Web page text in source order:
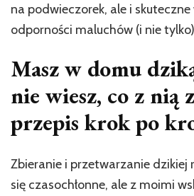
na podwieczorek, ale i
odporności maluchów (i nie
Masz w domu
nie wiesz, co z nią
przepis krok po
Zbieranie i przetwarzanie dzikiej
się czasochłonne, ale z moimi